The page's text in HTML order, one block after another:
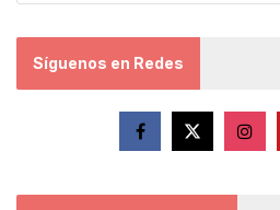
Síguenos en Redes